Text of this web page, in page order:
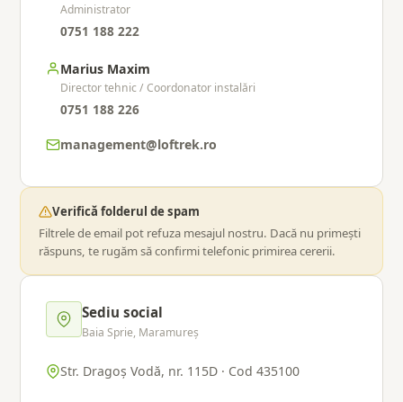
Administrator
0751 188 222
Marius Maxim
Director tehnic / Coordonator instalări
0751 188 226
management@loftrek.ro
Verifică folderul de spam
Filtrele de email pot refuza mesajul nostru. Dacă nu primești
răspuns, te rugăm să confirmi telefonic primirea cererii.
Sediu social
Baia Sprie, Maramureș
Str. Dragoș Vodă, nr. 115D · Cod 435100